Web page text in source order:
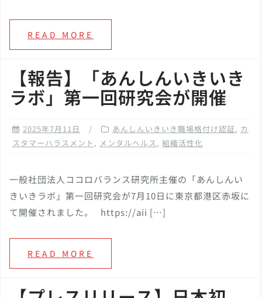
READ MORE
【報告】「あんしんいきいき
ラボ」第一回研究会が開催
2025年7月11日 あんしんいきいき職場格付け認証, カ
スタマーハラスメント , メンタルヘルス, 組織活性化
一般社団法人ココロバランス研究所主催の「あんしんい
きいきラボ」第一回研究会が7月10日に東京都港区赤坂に
て開催されました。 https://aii […]
READ MORE